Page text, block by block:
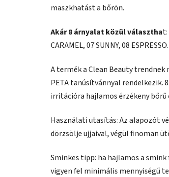
maszkhatást a bőrön.
Akár 8 árnyalat közül választhat:
CARAMEL, 07 SUNNY, 08 ESPRESSO.
A termék a Clean Beauty
PETA tanúsítvánnyal
irritációra hajlamos érzékeny
Használati utasítás: Az alapozót
dörzsölje ujjaival, végül finoman
Sminkes tipp: ha hajlamos a
vigyen fel minimális mennyiségű